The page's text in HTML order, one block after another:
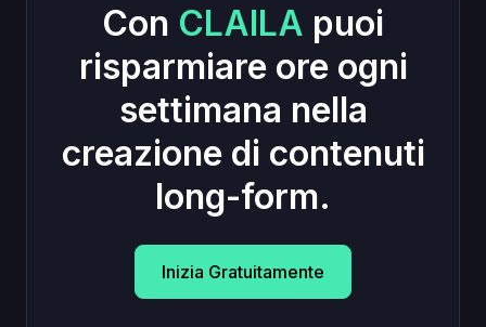
Con CLAILA puoi
risparmiare ore ogni
settimana nella
creazione di contenuti
long-form.
Inizia Gratuitamente